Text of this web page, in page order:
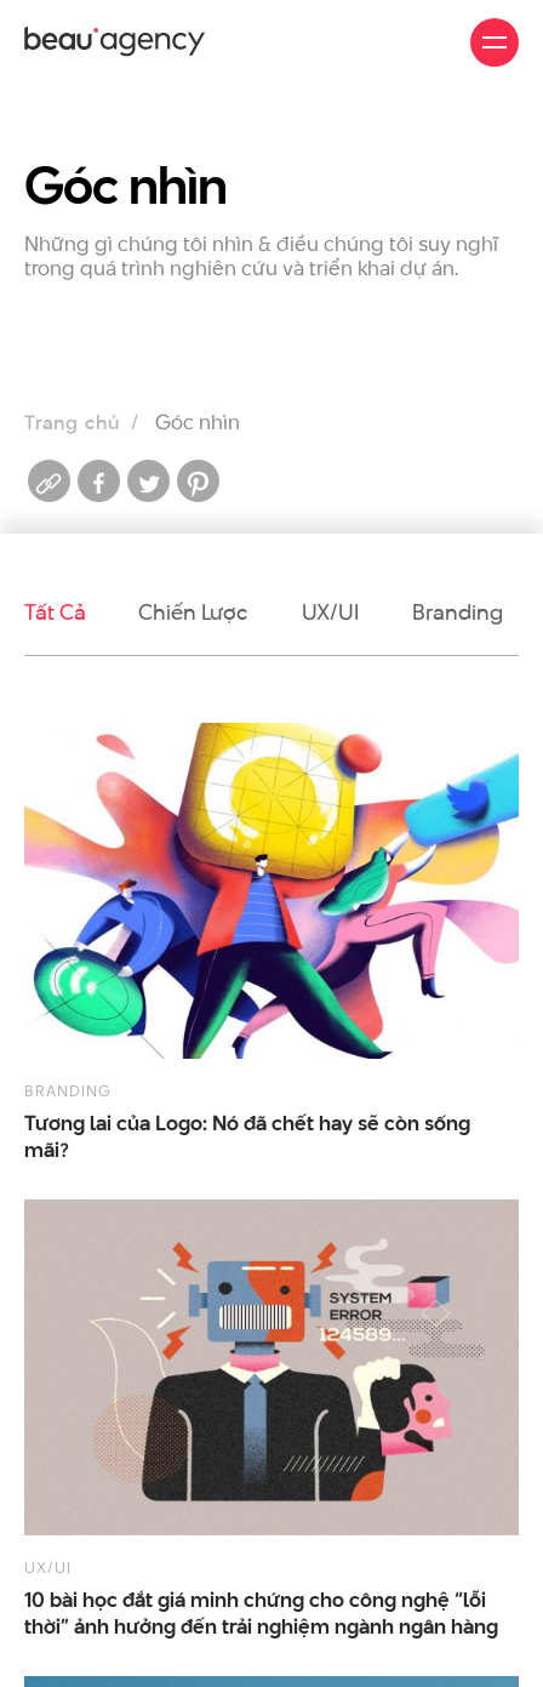
đến
Góc nhìn
Những gì chúng tôi nhìn & điều chúng tôi suy nghĩ
trong quá trình nghiên cứu và triển khai dự án.
Trang chủ Góc nhìn
Tất Cả Chiến Lược UX/UI Branding
BRANDING
Tương lai của Logo: Nó đã chết hay sẽ còn sống
mãi?
UX/UI
10 bài học đắt giá minh chứng cho công nghệ “lỗi
thời” ảnh hưởng đến trải nghiệm ngành ngân hàng